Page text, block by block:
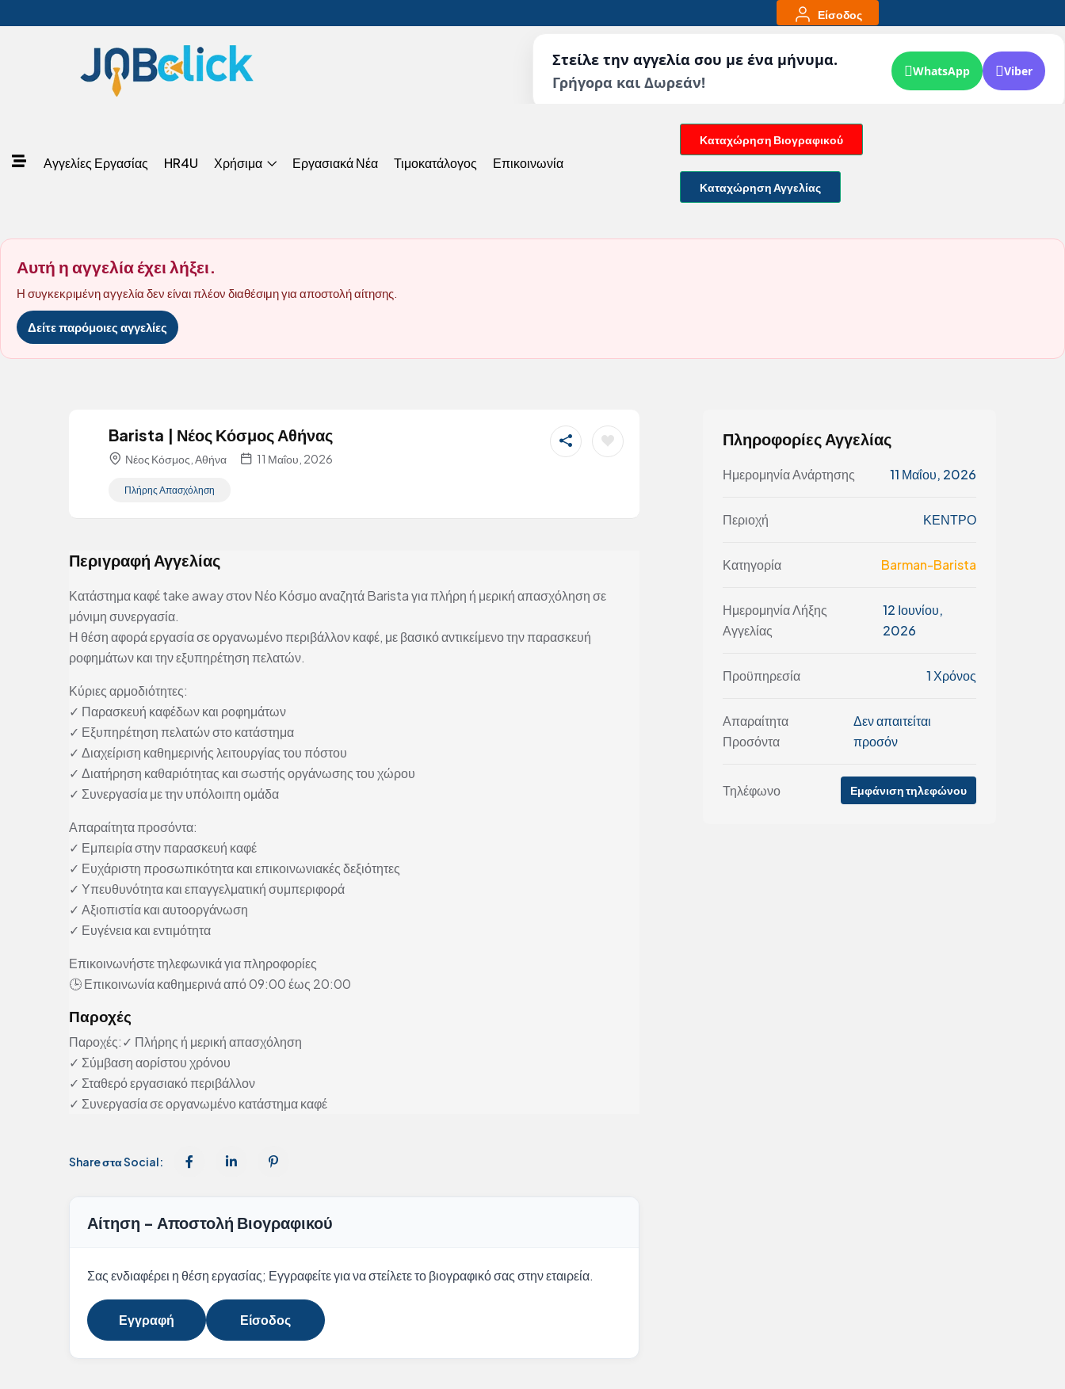
Είσοδος
Στείλε την αγγελία σου με ένα μήνυμα.
Γρήγορα και Δωρεάν!
WhatsApp Viber
Αγγελίες Εργασίας HR4U Χρήσιμα Εργασιακά Νέα Τιμοκατάλογος Επικοινωνία
Καταχώρηση Βιογραφικού
Καταχώρηση Αγγελίας
Αυτή η αγγελία έχει λήξει.
Η συγκεκριμένη αγγελία δεν είναι πλέον διαθέσιμη για αποστολή αίτησης.
Δείτε παρόμοιες αγγελίες
Barista | Νέος Κόσμος Αθήνας
Νέος Κόσμος, Αθήνα 11 Μαΐου, 2026
Πλήρης Απασχόληση
Περιγραφή Αγγελίας
Κατάστημα καφέ take away στον Νέο Κόσμο αναζητά Barista για πλήρη ή μερική απασχόληση σε
μόνιμη συνεργασία.
Η θέση αφορά εργασία σε οργανωμένο περιβάλλον καφέ, με βασικό αντικείμενο την παρασκευή
ροφημάτων και την εξυπηρέτηση πελατών.
Κύριες αρμοδιότητες:
✓ Παρασκευή καφέδων και ροφημάτων
✓ Εξυπηρέτηση πελατών στο κατάστημα
✓ Διαχείριση καθημερινής λειτουργίας του πόστου
✓ Διατήρηση καθαριότητας και σωστής οργάνωσης του χώρου
✓ Συνεργασία με την υπόλοιπη ομάδα
Απαραίτητα προσόντα:
✓ Εμπειρία στην παρασκευή καφέ
✓ Ευχάριστη προσωπικότητα και επικοινωνιακές δεξιότητες
✓ Υπευθυνότητα και επαγγελματική συμπεριφορά
✓ Αξιοπιστία και αυτοοργάνωση
✓ Ευγένεια και εντιμότητα
Επικοινωνήστε τηλεφωνικά για πληροφορίες
🕒 Επικοινωνία καθημερινά από 09:00 έως 20:00
Παροχές
Παροχές:✓ Πλήρης ή μερική απασχόληση
✓ Σύμβαση αορίστου χρόνου
✓ Σταθερό εργασιακό περιβάλλον
✓ Συνεργασία σε οργανωμένο κατάστημα καφέ
Share στα Social:
Αίτηση - Αποστολή Βιογραφικού
Σας ενδιαφέρει η θέση εργασίας; Εγγραφείτε για να στείλετε το βιογραφικό σας στην εταιρεία.
Εγγραφή Είσοδος
Πληροφορίες Αγγελίας
Ημερομηνία Ανάρτησης 11 Μαΐου, 2026
Περιοχή ΚΕΝΤΡΟ
Κατηγορία Barman-Barista
Ημερομηνία Λήξης
Αγγελίας
12 Ιουνίου,
2026
Προϋπηρεσία 1 Χρόνος
Απαραίτητα
Προσόντα
Δεν απαιτείται
προσόν
Τηλέφωνο Εμφάνιση τηλεφώνου